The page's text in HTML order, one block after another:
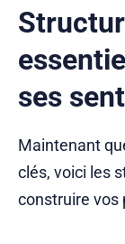
ses
Maintenant
clés, voici les
construire vos